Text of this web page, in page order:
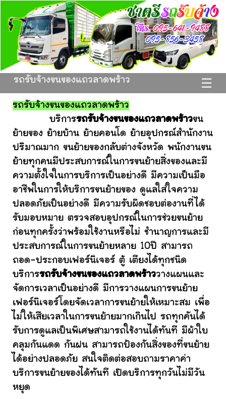
☰
รถรับจ้างขนของแถวลาดพร้าว
รถรับจ้างขนของแถวลาดพร้าว
บริการรถรับจ้างขนของแถวลาดพร้าวขน
ย้ายของ ย้ายบ้าน ย้ายคอนโด ย้ายอุปกรณ์สำนักงาน
ปริมาณมาก ขนย้ายของกลับต่างจังหวัด พนักงานขน
ย้ายทุกคนมีประสบการณ์ในการขนย้ายสิ่งของและมี
ความตั้งใจในการบริการเป็นอย่างดี มีความเป็นมือ
อาชีพในการให้บริการขนย้ายของ ดูแลใส่ใจความ
ปลอดภัยเป็นอย่างดี มีความรับผิดชอบต่องานที่ได้
รับมอบหมาย ตรวจสอบอุปกรณ์ในการช่วยขนย้าย
ก่อนทุกครั้งว่าพร้อมใช้งานหรือไม่ ชำนาญการและมี
ประสบการณ์ในการขนย้ายหลาย 10ปี สามารถ
ถอด-ประกอบเฟอร์นิเจอร์ ตู้ เตียงได้ทุกชนิด
บริการรถรับจ้างขนของแถวลาดพร้าววางแผนและ
จัดการเวลาเป็นอย่างดี มีการวางแผนการขนย้าย
เฟอร์นิเจอร์โดยจัดเวลาการขนย้ายให้เหมาะสม เพื่อ
ไม่ให้เสียเวลาในการขนย้ายมากเกินไป รถทุกคันได้
รับการดูแลเป็นพิเศษสามารถใช้งานได้ทันที มีผ้าใบ
คลุมกันแดด กันฝน สามารถป้องกันสิ่งของที่ขนย้าย
ได้อย่างปลอดภัย สนใจติดต่อสอบถามราคาค่า
บริการขนย้ายของได้ทันที เปิดบริการทุกวันไม่มีวัน
หยุด